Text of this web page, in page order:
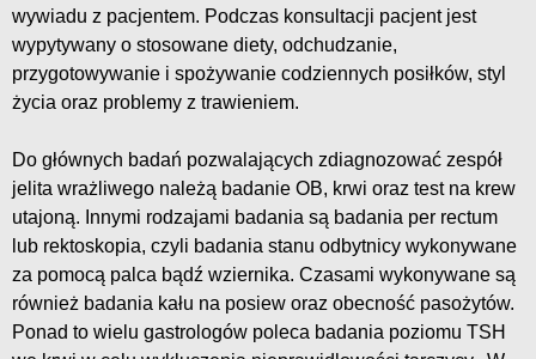
wywiadu z pacjentem. Podczas konsultacji pacjent jest
wypytywany o stosowane diety, odchudzanie,
przygotowywanie i spożywanie codziennych posiłków, styl
życia oraz problemy z trawieniem.
Do głównych badań pozwalających zdiagnozować zespół
jelita wrażliwego należą badanie OB, krwi oraz test na krew
utajoną. Innymi rodzajami badania są badania per rectum
lub rektoskopia, czyli badania stanu odbytnicy wykonywane
za pomocą palca bądź wziernika. Czasami wykonywane są
również badania kału na posiew oraz obecność pasożytów.
Ponad to wielu gastrologów poleca badania poziomu TSH